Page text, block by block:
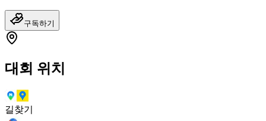
구독하기
대회 위치
길찾기